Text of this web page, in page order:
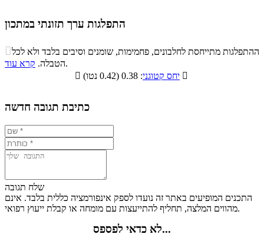
התפלגות ערך תזונתי במתכון
התפלגות ערך תזונתי במתכון
סיבים
תזונתיים
שומנים חלבונים
16.6% 51.5%
ההתפלגות מתייחסת לחלבונים, פחמימות, שומנים וסיבים בלבד ולא לכל
הטבלה. קרא עוד
.

יחס קטוגני 
כתיבת תגובה חדשה
שלח תגובה
התכנים המופיעים באתר זה נועדו לספק אינפורמציה כללית בלבד. אינם
מהווים המלצה, תחליף להתייעצות עם מומחה או קבלת ייעוץ רפואי.
לא כדאי לפספס...